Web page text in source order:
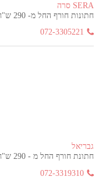
SERA סרה
חתונות חורף החל מ- 290 ש"ח
072-3305221
גבריאל
חתונת חורף החל מ - 290 ש"ח
072-3319310